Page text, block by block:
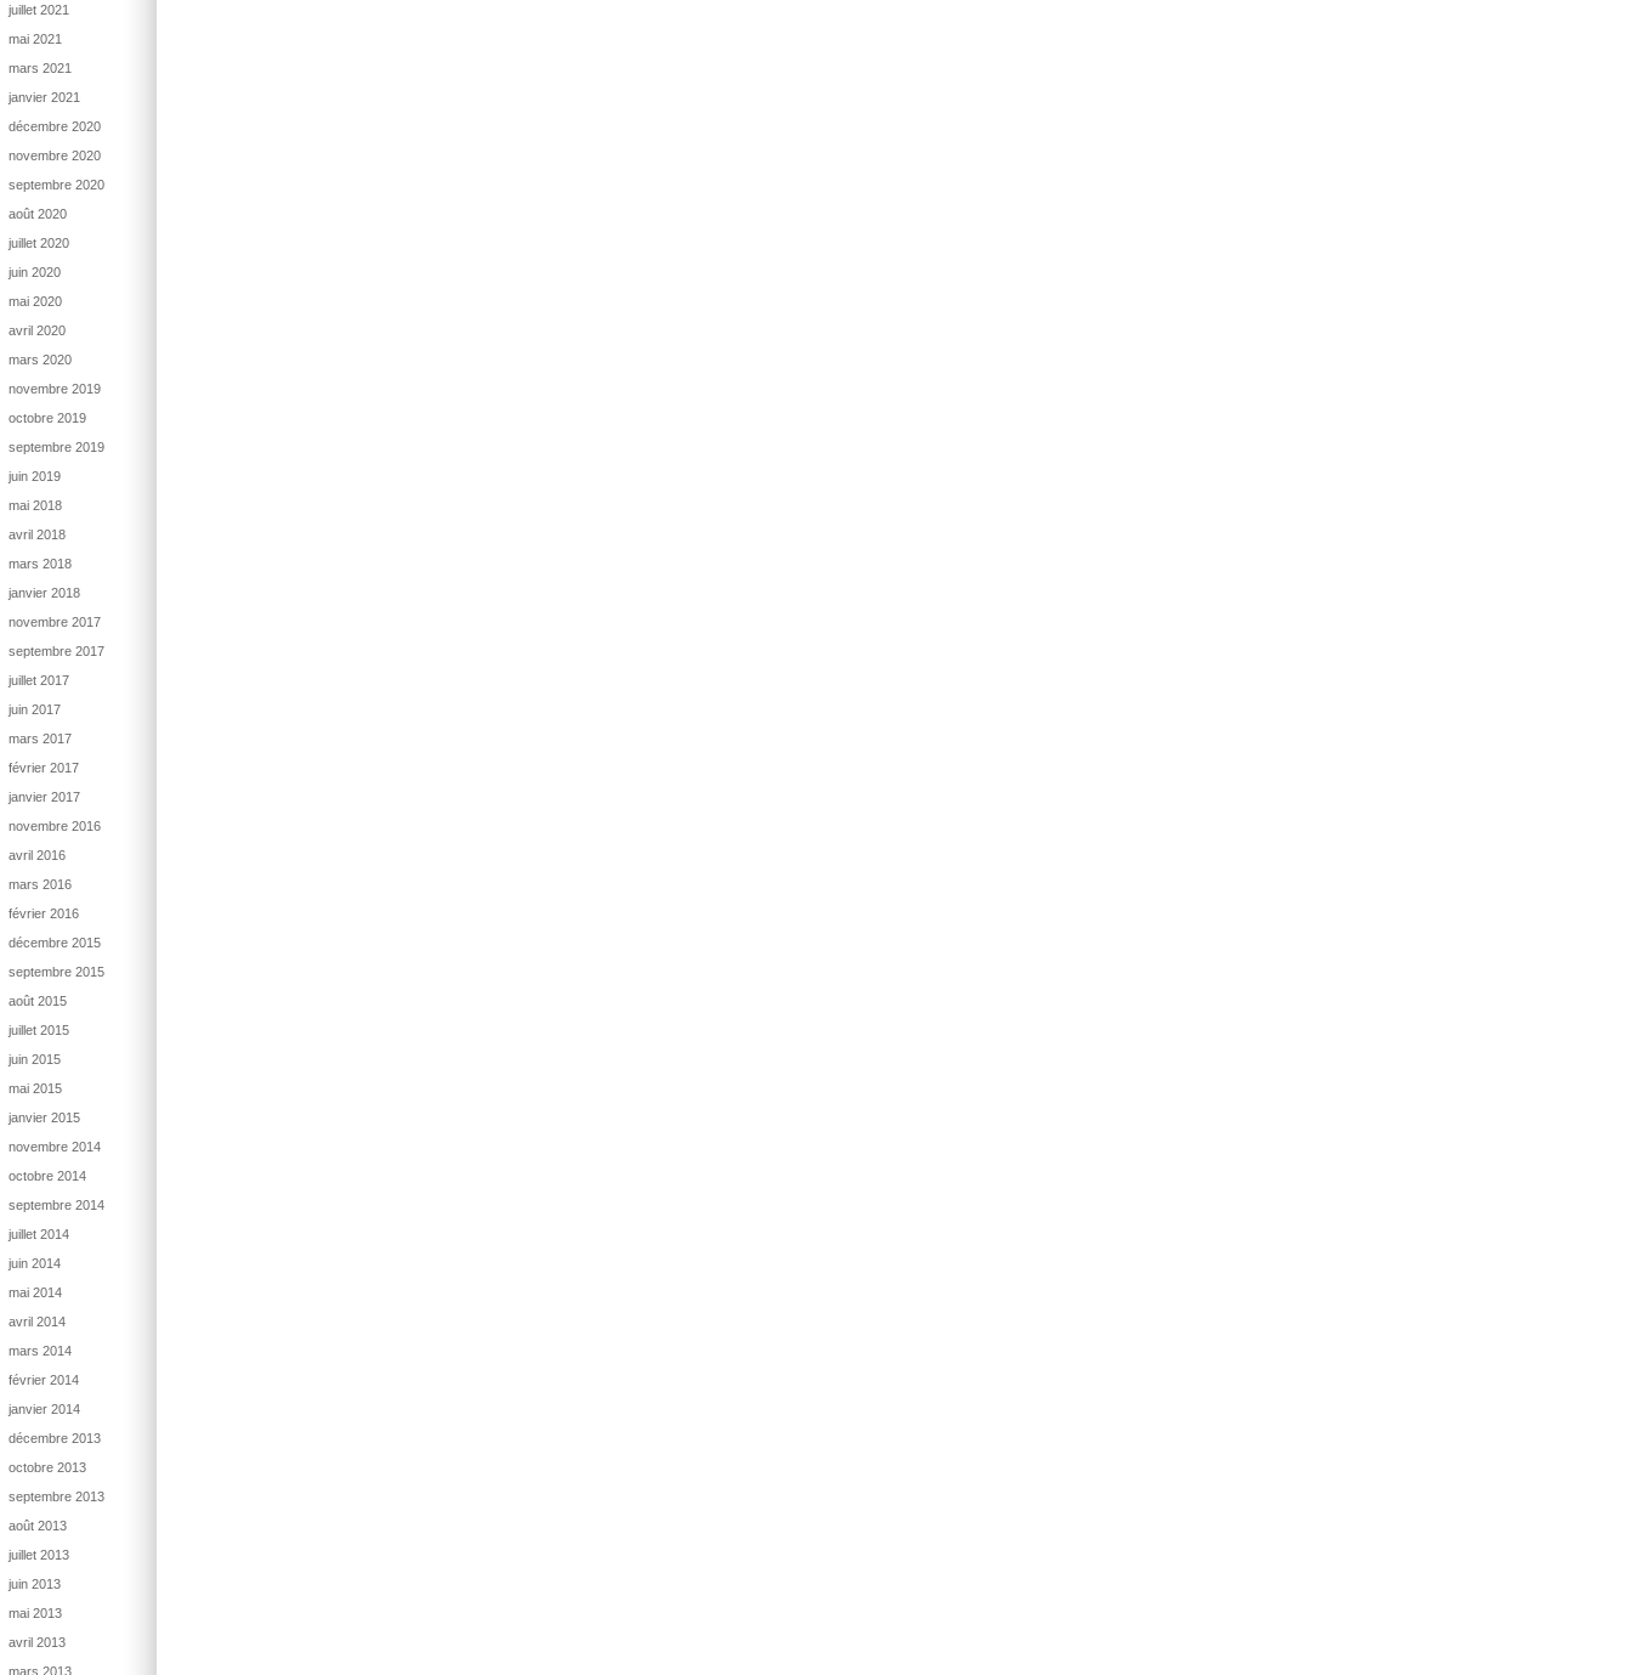
juillet 2021
mai 2021
mars 2021
janvier 2021
décembre 2020
novembre 2020
septembre 2020
août 2020
juillet 2020
juin 2020
mai 2020
avril 2020
mars 2020
novembre 2019
octobre 2019
septembre 2019
juin 2019
mai 2018
avril 2018
mars 2018
janvier 2018
novembre 2017
septembre 2017
juillet 2017
juin 2017
mars 2017
février 2017
janvier 2017
novembre 2016
avril 2016
mars 2016
février 2016
décembre 2015
septembre 2015
août 2015
juillet 2015
juin 2015
mai 2015
janvier 2015
novembre 2014
octobre 2014
septembre 2014
juillet 2014
juin 2014
mai 2014
avril 2014
mars 2014
février 2014
janvier 2014
décembre 2013
octobre 2013
septembre 2013
août 2013
juillet 2013
juin 2013
mai 2013
avril 2013
mars 2013